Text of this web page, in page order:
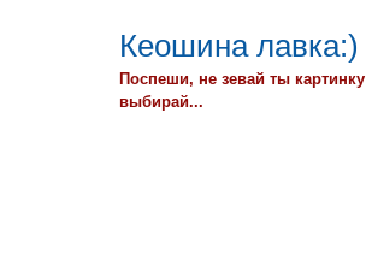
Кеошина лавка:)
Поспеши, не зевай ты картинку
выбирай...